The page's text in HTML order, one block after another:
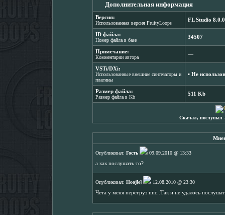
Дополнительная информация
Версия:
Использованная версия FruityLoops
FL Studio 8.0.0
ID файла:
Номер файла в базе
34507
Примечание:
Комментарии автора
―
VSTi/DXi:
Использованные внешние синтезаторы и
плагины
▪ Не
Размер файла:
Размер файла в Kb
511 Kb
Скачал, послушал
Опубликовал: Гость
09.09.2010 @ 13:33
а как послушать то?
Опубликовал: Hooj[e]
12.08.2010 @ 23:30
Чета у меня перегруз ппс..Так и не удалось